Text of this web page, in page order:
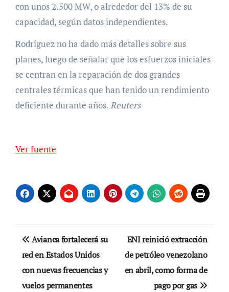
con unos 2.500 MW, o alrededor del 13% de su
capacidad, según datos independientes.
Rodríguez no ha dado más detalles sobre sus
planes, luego de señalar que los esfuerzos iniciales
se centran en la reparación de dos grandes
centrales térmicas que han tenido un rendimiento
deficiente durante años.Reuters
Ver fuente
Navegación
de
entradas
Avianca fortalecerá su
red en Estados Unidos
con nuevas frecuencias y
vuelos permanentes
ENI reinició extracción
de petróleo venezolano
en abril, como forma de
pago por gas